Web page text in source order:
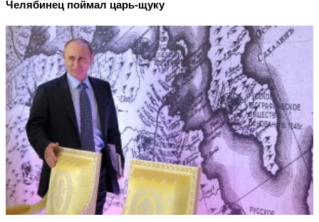
Челябинец поймал царь-щуку